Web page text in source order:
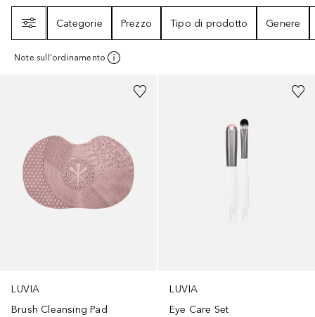
Categorie
Prezzo Tipo di prodotto Genere
Note sull'ordinamento
LUVIA
Brush Cleansing Pad
LUVIA
Eye Care Set